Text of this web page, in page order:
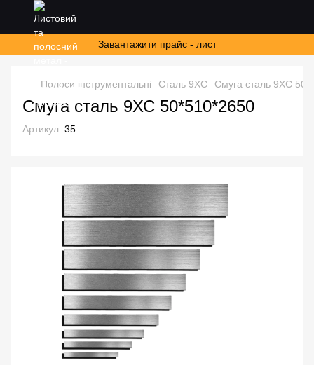
Завантажити прайс - лист
Полоси інструментальні Сталь 9ХС Смуга сталь 9ХС
Смуга сталь 9ХС 50*510*2650
Артикул: 35